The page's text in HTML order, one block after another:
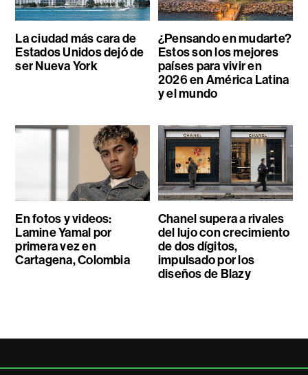
La ciudad más cara de
Estados Unidos dejó de
ser Nueva York
¿Pensando en mudarte?
Estos son los mejores
países para vivir en
2026 en América Latina
y el mundo
En fotos y videos:
Lamine Yamal por
primera vez en
Cartagena, Colombia
Chanel supera a rivales
del lujo con crecimiento
de dos dígitos,
impulsado por los
diseños de Blazy